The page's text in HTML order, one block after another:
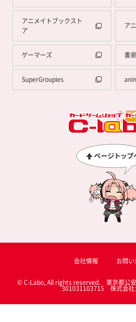
アニメイトブックスト
ア
ア
ゲーマーズ 書泉
SuperGroupies
会社情報 お問
© C-Labo, All rights reserved. 東京都公
301031103715 株式会社